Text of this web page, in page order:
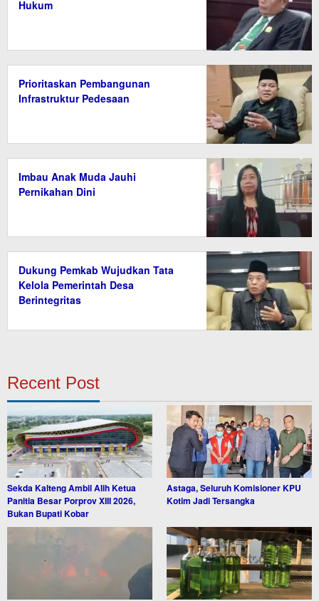
Hukum
Prioritaskan Pembangunan
Infrastruktur Pedesaan
Imbau Anak Muda Jauhi
Pernikahan Dini
Dukung Pemkab Wujudkan Tata
Kelola Pemerintah Desa
Berintegritas
Recent Post
Sekda Kalteng Ambil Alih Ketua
Panitia Besar Porprov XIII 2026,
Bukan Bupati Kobar
Astaga, Seluruh Komisioner KPU
Kotim Jadi Tersangka